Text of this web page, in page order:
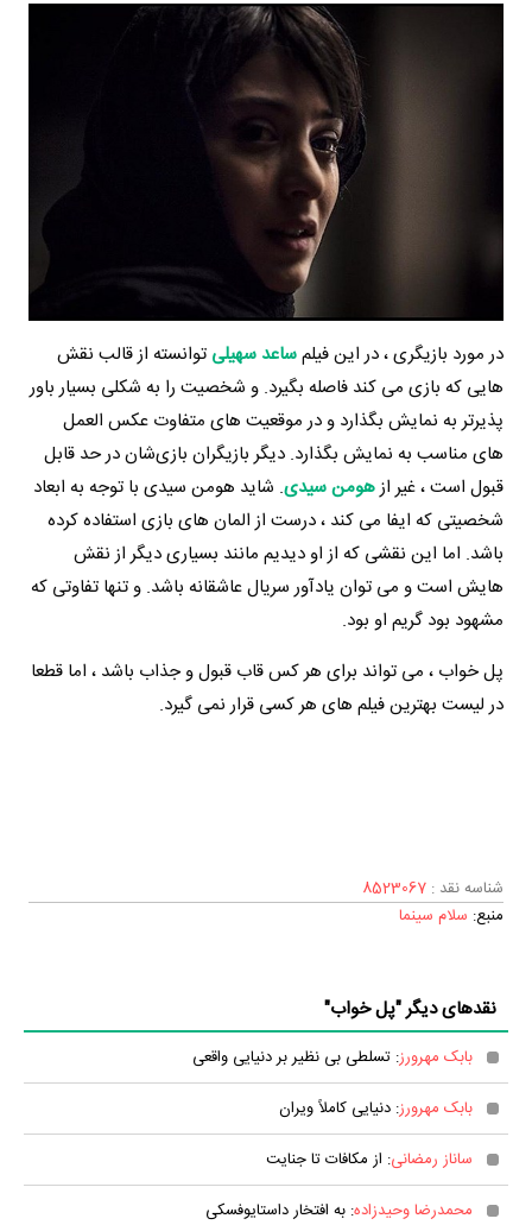
در مورد بازیگری ، در این فیلمساعد سهیلی توانسته از قالب نقش
هایی که بازی می کند فاصله بگیرد. و شخصیت را به شکلی بسیار باور
پذیرتر به نمایش بگذارد و در موقعیت های متفاوت عکس العمل
های مناسب به نمایش بگذارد. دیگر بازیگران بازی‌شان در حد قابل
قبول است ، غیر ازهومن سیدی. شاید هومن سیدی با توجه به ابعاد
شخصیتی که ایفا می کند ، درست از المان های بازی استفاده کرده
باشد. اما این نقشی که از او دیدیم مانند بسیاری دیگر از نقش
هایش است و می توان یادآور سریال عاشقانه باشد. و تنها تفاوتی که
مشهود بود گریم‌ او بود.
پل خواب ، می تواند برای هر کس قاب قبول و جذاب باشد ، اما قطعا
در لیست بهترین فیلم های هر کسی قرار نمی گیرد.
شناسه نقد : 8523067
منبع: سلام سینما
نقدهای دیگر "پل خواب"
بابک مهرورز: تسلطی بی نظیر بر دنیایی واقعی
بابک مهرورز: دنیایی کاملاً ویران
ساناز رمضانی: از مکافات تا جنایت
محمدرضا وحیدزاده: به افتخار داستایوفسکی